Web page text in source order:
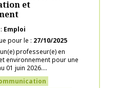
et
Emploi
pour le
27/10/2025
professeur(e) en
environnement pour une
01 juin 2026....